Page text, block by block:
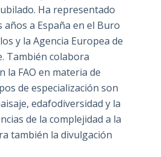
Ha representado
a España en el Buro
y la Agencia Europea de
También colabora
la FAO en materia de
de especialización son
edafodiversidad y la
de la complejidad a la
también la divulgación